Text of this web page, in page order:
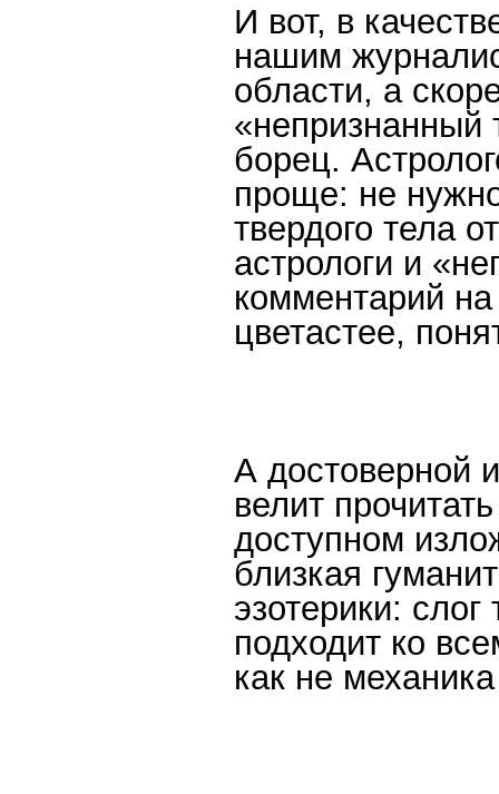
И вот, в
нашим
области, а
«непризнанный
борец.
проще: не
твердого тела
астрологи и
комментарий
цветастее,
А достоверной
велит
доступном
близкая
эзотерики:
подходит ко
как не